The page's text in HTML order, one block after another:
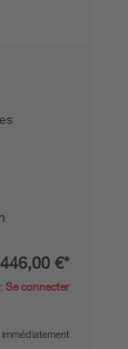
446,00 €*
Se connecter